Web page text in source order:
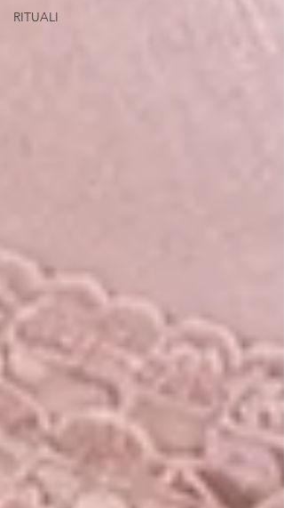
RITUALI